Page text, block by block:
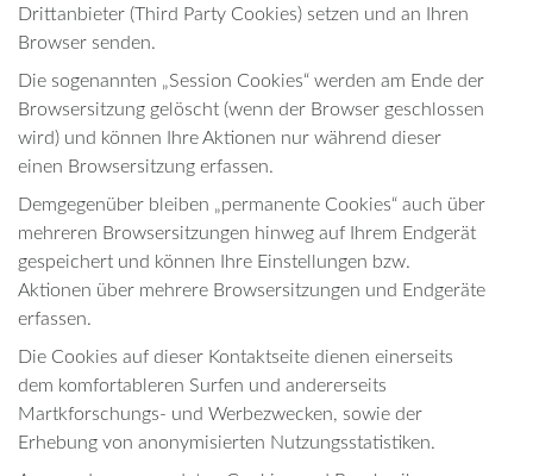
Drittanbieter (Third Party Cookies) setzen und an Ihren
Browser senden.
Die sogenannten „Session Cookies“ werden am Ende der
Browsersitzung gelöscht (wenn der Browser geschlossen
wird) und können Ihre Aktionen nur während dieser
einen Browsersitzung erfassen.
Demgegenüber bleiben „permanente Cookies“ auch über
mehreren Browsersitzungen hinweg auf Ihrem Endgerät
gespeichert und können Ihre Einstellungen bzw.
Aktionen über mehrere Browsersitzungen und Endgeräte
erfassen.
Die Cookies auf dieser Kontaktseite dienen einerseits
dem komfortableren Surfen und andererseits
Martkforschungs- und Werbezwecken, sowie der
Erhebung von anonymisierten Nutzungsstatistiken.